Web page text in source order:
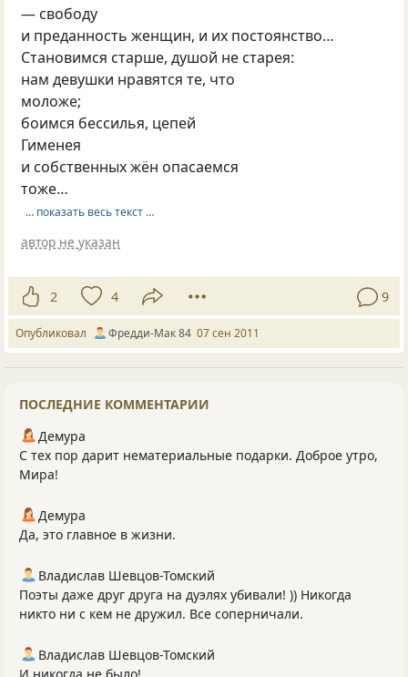
— свободу
и преданность женщин, и их постоянство…
Становимся старше, душой не старея:
нам девушки нравятся те, что
моложе;
боимся бессилья, цепей
Гименея
и собственных жён опасаемся
тоже…
… показать весь текст …
автор не указан
2 4 9
Опубликовал Фредди-Мак 84 07 сен 2011
ПОСЛЕДНИЕ КОММЕНТАРИИ
Демура
С тех пор дарит нематериальные подарки. Доброе утро,
Мира!
Демура
Да, это главное в жизни.
Владислав Шевцов-Томский
Поэты даже друг друга на дуэлях убивали! )) Никогда
никто ни с кем не дружил. Все соперничали.
Владислав Шевцов-Томский